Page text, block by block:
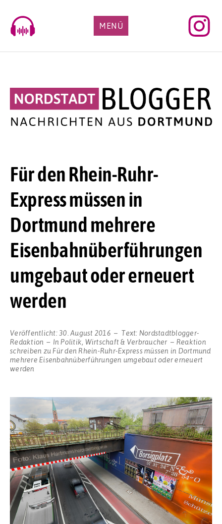
content
MENÜ
Für den Rhein-Ruhr-
Express müssen in
Dortmund mehrere
Eisenbahnüberführungen
umgebaut oder erneuert
werden
Veröffentlicht:30. August 2016 Text: Nordstadtblogger-
Redaktion
InPolitik, Wirtschaft & Verbraucher
Reaktion
schreiben zu Für den Rhein-Ruhr-Express müssen in Dortmund
mehrere Eisenbahnüberführungen umgebaut oder erneuert
werden